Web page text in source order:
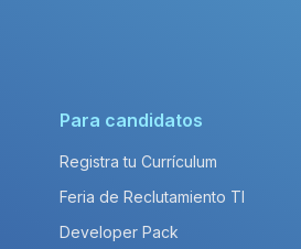
Para candidatos
Registra tu Currículum
Feria de Reclutamiento TI
Developer Pack